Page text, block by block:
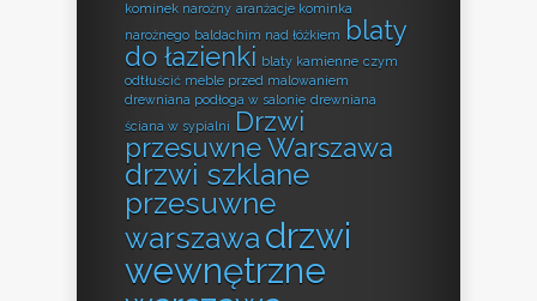
kominek narożny aranżacje kominka
narożnego baldachim nad łóżkiem
blaty
do łazienki blaty kamienne czym
odtłuścić meble przed malowaniem
drewniana podłoga w salonie drewniana
ściana w sypialni Drzwi
przesuwne Warszawa
drzwi szklane
przesuwne
warszawa drzwi
wewnętrzne